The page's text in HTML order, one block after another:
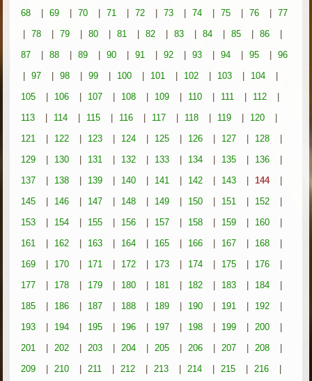
68
| 69 | 70 | 71 | 72 | 73 | 74 | 75 | 76 |
77
|
78 | 79 | 80 | 81 | 82 | 83 | 84 | 85 | 86
|
87
| 88 | 89 | 90 | 91 | 92 | 93 | 94 | 95 |
96
|
97 | 98 | 99 | 100 | 101 | 102 | 103 | 104
|
105
| 106 | 107 | 108 | 109 | 110 | 111 | 112
|
113
| 114 | 115 | 116 | 117 | 118 | 119 | 120
|
121
| 122 | 123 | 124 | 125 | 126 | 127 | 128
|
129
| 130 | 131 | 132 | 133 | 134 | 135 | 136
|
137
| 138 | 139 | 140 | 141 | 142 | 143 | 144
|
145
| 146 | 147 | 148 | 149 | 150 | 151 | 152
|
153
| 154 | 155 | 156 | 157 | 158 | 159 | 160
|
161
| 162 | 163 | 164 | 165 | 166 | 167 | 168
|
169
| 170 | 171 | 172 | 173 | 174 | 175 | 176
|
177
| 178 | 179 | 180 | 181 | 182 | 183 | 184
|
185
| 186 | 187 | 188 | 189 | 190 | 191 | 192
|
193
| 194 | 195 | 196 | 197 | 198 | 199 | 200
|
201
| 202 | 203 | 204 | 205 | 206 | 207 | 208
|
209
| 210 | 211 | 212 | 213 | 214 | 215 | 216
|